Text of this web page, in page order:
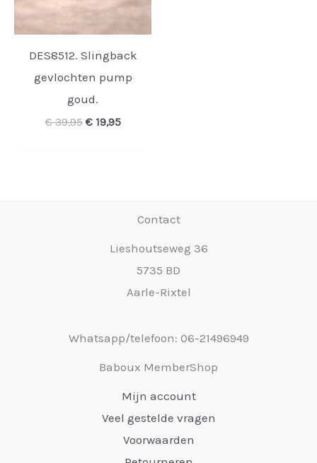
DES8512. Slingback
gevlochten pump
goud.
€39,95 Oorspronkelijke
€19,95Huidige
Contact
Lieshoutseweg 36
5735 BD
Aarle-Rixtel
Whatsapp/telefoon: 06-21496949
Baboux MemberShop
Mijn account
Veel gestelde vragen
Voorwaarden